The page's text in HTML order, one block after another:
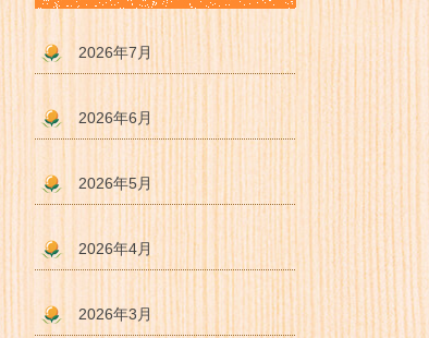
2026年7月
2026年6月
2026年5月
2026年4月
2026年3月